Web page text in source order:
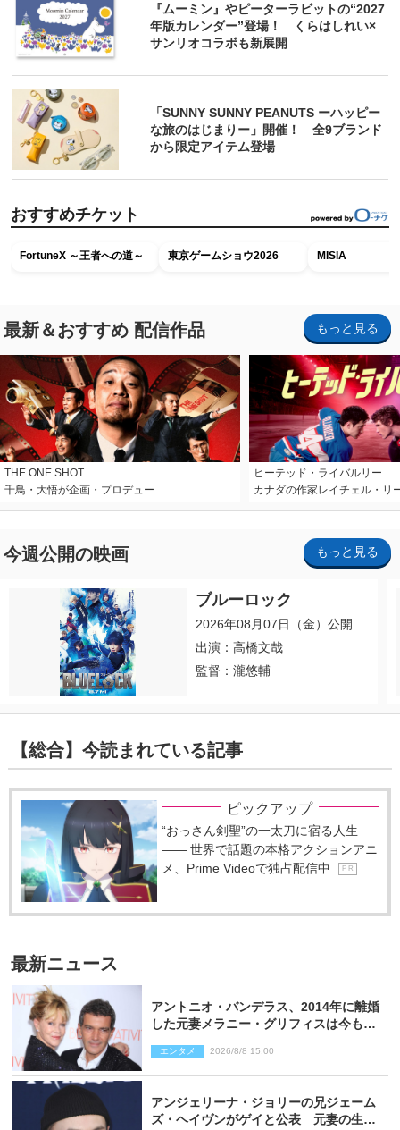
『ムーミン』やピーターラビットの“2027
年版カレンダー”登場！ くらはしれい×
サンリオコラボも新展開
「SUNNY SUNNY PEANUTS ーハッピー
な旅のはじまりー」開催！ 全9ブランド
から限定アイテム登場
おすすめチケット
FortuneX ～王者への道～ 東京ゲームショウ2026 MISIA
最新＆おすすめ 配信作品 もっと見る
THE ONE SHOT
千鳥・大悟が企画・プロデュー…
ヒーテッド・ライバルリー
カナダの作家レイチェル・リ
今週公開の映画 もっと見る
ブルーロック
2026年08月07日（金）公開
出演：高橋文哉
監督：瀧悠輔
【総合】今読まれている記事
ピックアップ
“おっさん剣聖”の一太刀に宿る人生
―― 世界で話題の本格アクションアニ
メ、Prime Videoで独占配信中
P R
最新ニュース
アントニオ・バンデラス、2014年に離婚
した元妻メラニー・グリフィスは今も
エンタメ 2026/8/8 15:00
アンジェリーナ・ジョリーの兄ジェーム
ズ・ヘイヴンがゲイと公表 元妻の生配